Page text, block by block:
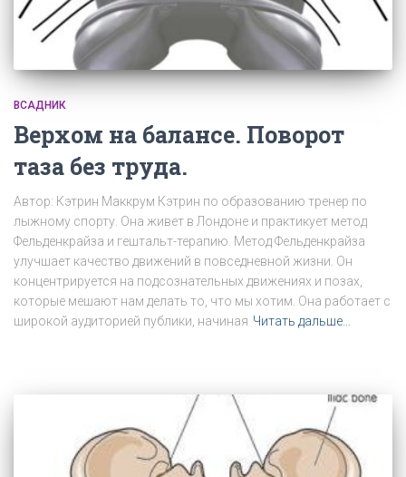
ВСАДНИК
Верхом на балансе. Поворот
таза без труда.
Автор: Кэтрин Маккрум Кэтрин по образованию тренер по
лыжному спорту. Она живет в Лондоне и практикует метод
Фельденкрайза и гештальт-терапию. Метод Фельденкрайза
улучшает качество движений в повседневной жизни. Он
концентрируется на подсознательных движениях и позах,
которые мешают нам делать то, что мы хотим. Она работает с
широкой аудиторией публики, начиная Читать дальше…